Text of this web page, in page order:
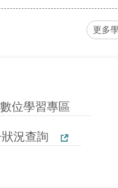
更多
數位學習專區
況查詢